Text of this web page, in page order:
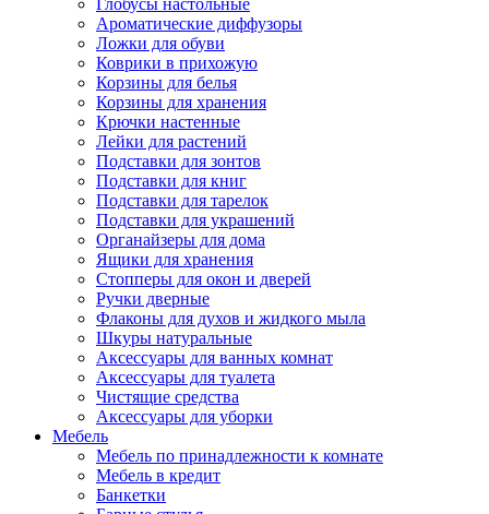
Глобусы настольные
Ароматические диффузоры
Ложки для обуви
Коврики в прихожую
Корзины для белья
Корзины для хранения
Крючки настенные
Лейки для растений
Подставки для зонтов
Подставки для книг
Подставки для тарелок
Подставки для украшений
Органайзеры для дома
Ящики для хранения
Стопперы для окон и дверей
Ручки дверные
Флаконы для духов и жидкого мыла
Шкуры натуральные
Аксессуары для ванных комнат
Аксессуары для туалета
Чистящие средства
Аксессуары для уборки
Мебель
Мебель по принадлежности к комнате
Мебель в кредит
Банкетки